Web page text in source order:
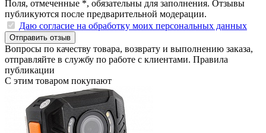
Поля, отмеченные *, обязательны для заполнения. Отзывы
публикуются после предварительной модерации.
Даю согласие на обработку моих персональных данных
Отправить отзыв
Вопросы по качеству товара, возврату и выполнению заказа,
отправляйте в службу по работе с клиентами. Правила
публикации
С этим товаром покупают